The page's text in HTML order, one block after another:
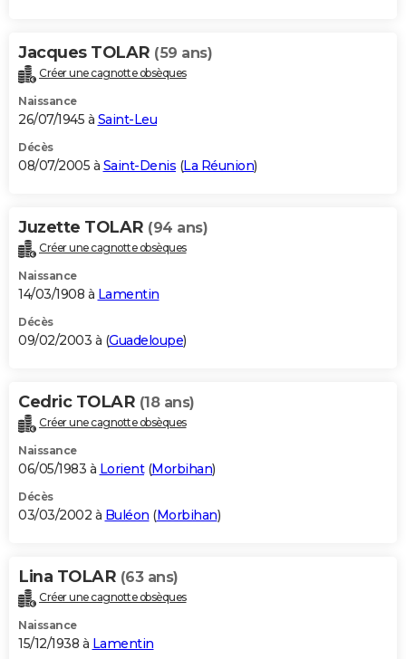
Jacques TOLAR (59 ans)
Créer une cagnotte obsèques
Naissance
26/07/1945 à Saint-Leu
Décès
08/07/2005 à Saint-Denis (La Réunion)
Juzette TOLAR (94 ans)
Créer une cagnotte obsèques
Naissance
14/03/1908 à Lamentin
Décès
09/02/2003 à (Guadeloupe)
Cedric TOLAR (18 ans)
Créer une cagnotte obsèques
Naissance
06/05/1983 à Lorient(Morbihan)
Décès
03/03/2002 à Buléon (Morbihan)
Lina TOLAR (63 ans)
Créer une cagnotte obsèques
Naissance
15/12/1938 à Lamentin